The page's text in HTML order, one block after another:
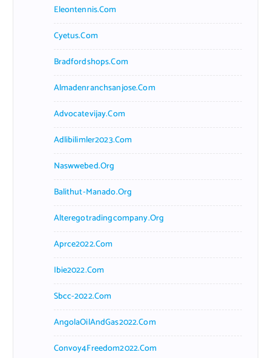
Eleontennis.com
Cyetus.com
Bradfordshops.com
Almadenranchsanjose.com
Advocatevijay.com
Adlibilimler2023.com
Naswwebed.org
Balithut-Manado.org
Alteregotradingcompany.org
Aprce2022.com
Ibie2022.com
Sbcc-2022.com
AngolaOilAndGas2022.com
Convoy4Freedom2022.com